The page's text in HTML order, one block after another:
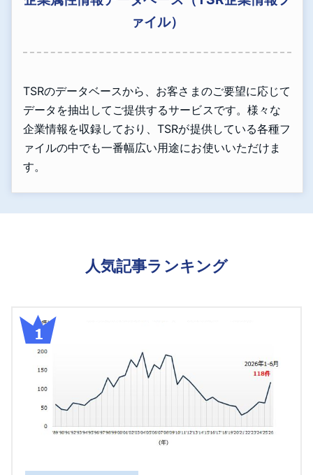
ァイル）
TSRのデータベースから、お客さまのご要望に応じて
データを抽出してご提供するサービスです。様々な
企業情報を収録しており、TSRが提供している各種フ
ァイルの中でも一番幅広い用途にお使いいただけま
す。
人気記事ランキング